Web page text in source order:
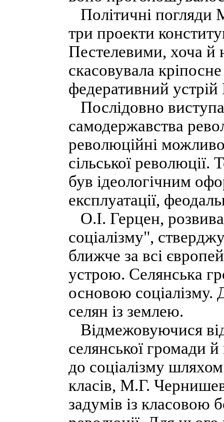
Політичні погляди
три проекти
Пестелевими, хоча й
скасовувала
федеративний устрій
Послідовно
самодержавства
революційні
сільської
був ідеологічним
експлуатації,
О.І. Герцен,
соціалізму",
ближче за всі
устрою. Селянська
основою соціалізму.
селян із землею.
Відмежовуючися від
селянської громади
до соціалізму
класів, М.Г.
задумів із класовою